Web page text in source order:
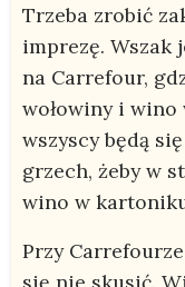
Trzeba zrobić
imprezę. Wszak
na Carrefour,
wołowiny i
wszyscy będą
grzech, żeby w
wino w
Przy